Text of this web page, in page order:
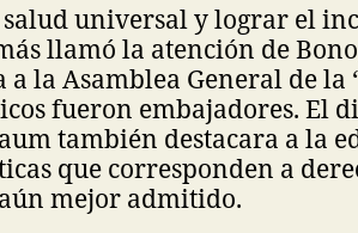
salud universal y lograr el
llamó la atención de
la Asamblea General de la
fueron embajadores. El
también destacara a la
que corresponden a
mejor admitido.